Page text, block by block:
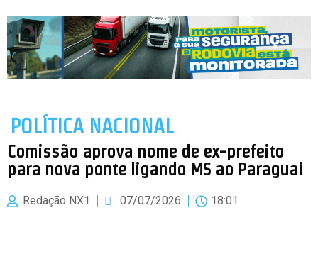
POLÍTICA NACIONAL
Comissão aprova nome de ex-prefeito
para nova ponte ligando MS ao Paraguai
Redação NX1 07/07/2026 18:01